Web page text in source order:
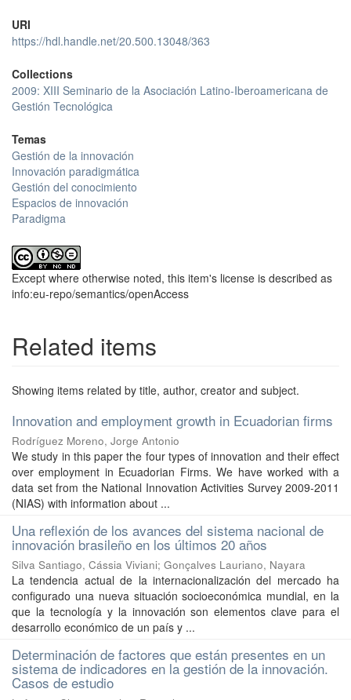
URI
https://hdl.handle.net/20.500.13048/363
Collections
2009: XIII Seminario de la Asociación Latino-Iberoamericana de
Gestión Tecnológica
Temas
Gestión de la innovación
Innovación paradigmática
Gestión del conocimiento
Espacios de innovación
Paradigma
Except where otherwise noted, this item's license is described as
info:eu-repo/semantics/openAccess
Related items
Showing items related by title, author, creator and subject.
Innovation and employment growth in Ecuadorian firms
Rodríguez Moreno, Jorge Antonio
We study in this paper the four types of innovation and their effect
over employment in Ecuadorian Firms. We have worked with a
data set from the National Innovation Activities Survey 2009-2011
(NIAS) with information about ...
Una reflexión de los avances del sistema nacional de
innovación brasileño en los últimos 20 años
Silva Santiago, Cássia Viviani; Gonçalves Lauriano, Nayara
La tendencia actual de la internacionalización del mercado ha
configurado una nueva situación socioeconómica mundial, en la
que la tecnología y la innovación son elementos clave para el
desarrollo económico de un país y ...
Determinación de factores que están presentes en un
sistema de indicadores en la gestión de la innovación.
Casos de estudio